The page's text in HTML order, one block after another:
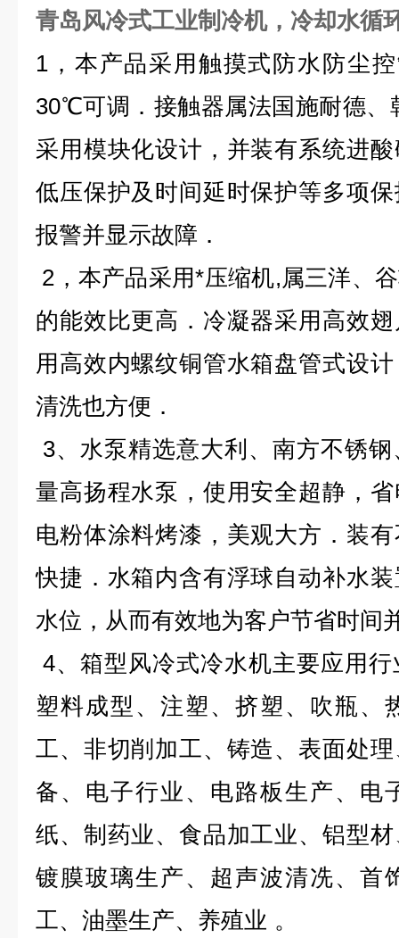
青岛风冷式工业制冷机，冷却水循
1 ，本产品采用触摸式防水防尘
30℃可调．接触器属法国施耐德、
采用模块化设计，并装有系统进
低压保护及时间延时保护等多项
报警并显示故障．
2 ，本产品采用*压缩机,属三洋、
的能效比更高．冷凝器采用高效
用高效内螺纹铜管水箱盘管式设
清洗也方便．
3、水泵精选意大利、南方不锈
量高扬程水泵，使用安全超静，
电粉体涂料烤漆，美观大方．装
快捷．水箱内含有浮球自动补水
水位，从而有效地为客户节省时间
4、箱型风冷式冷水机主要应用
塑料成型、注塑、挤塑、吹瓶、
工、非切削加工、铸造、表面处
备、电子行业、电路板生产、电
纸、制药业、食品加工业、铝型
镀膜玻璃生产、超声波清冼、首
工、油墨生产、养殖业 。